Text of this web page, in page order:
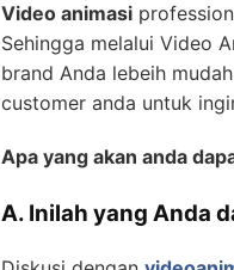
Video animasi
Sehingga melalui Video
brand Anda lebeih
customer anda untuk
Apa yang akan anda
A. Inilah yang Anda